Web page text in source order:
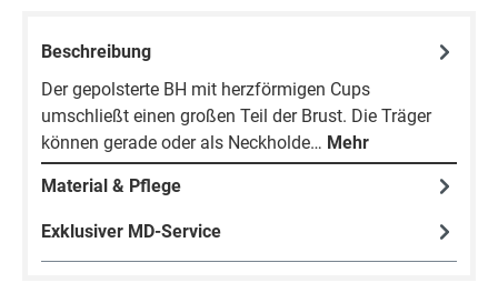
Beschreibung
Der gepolsterte BH mit herzförmigen Cups
umschließt einen großen Teil der Brust. Die Träger
können gerade oder als Neckholde… Mehr
Material & Pflege
Exklusiver MD-Service